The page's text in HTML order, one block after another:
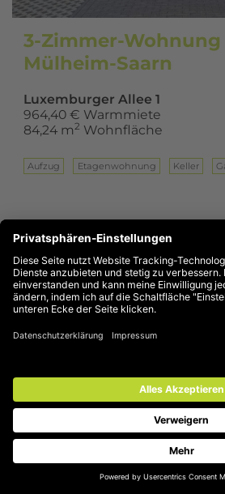
3-Zimmer-Wohnung
Mülheim-Saarn
Luxemburger Allee 1
964,40 € Warmmiete
84,24 m2 Wohnfläche
Aufzug Eta­gen­woh­nung Keller
Wohnung in